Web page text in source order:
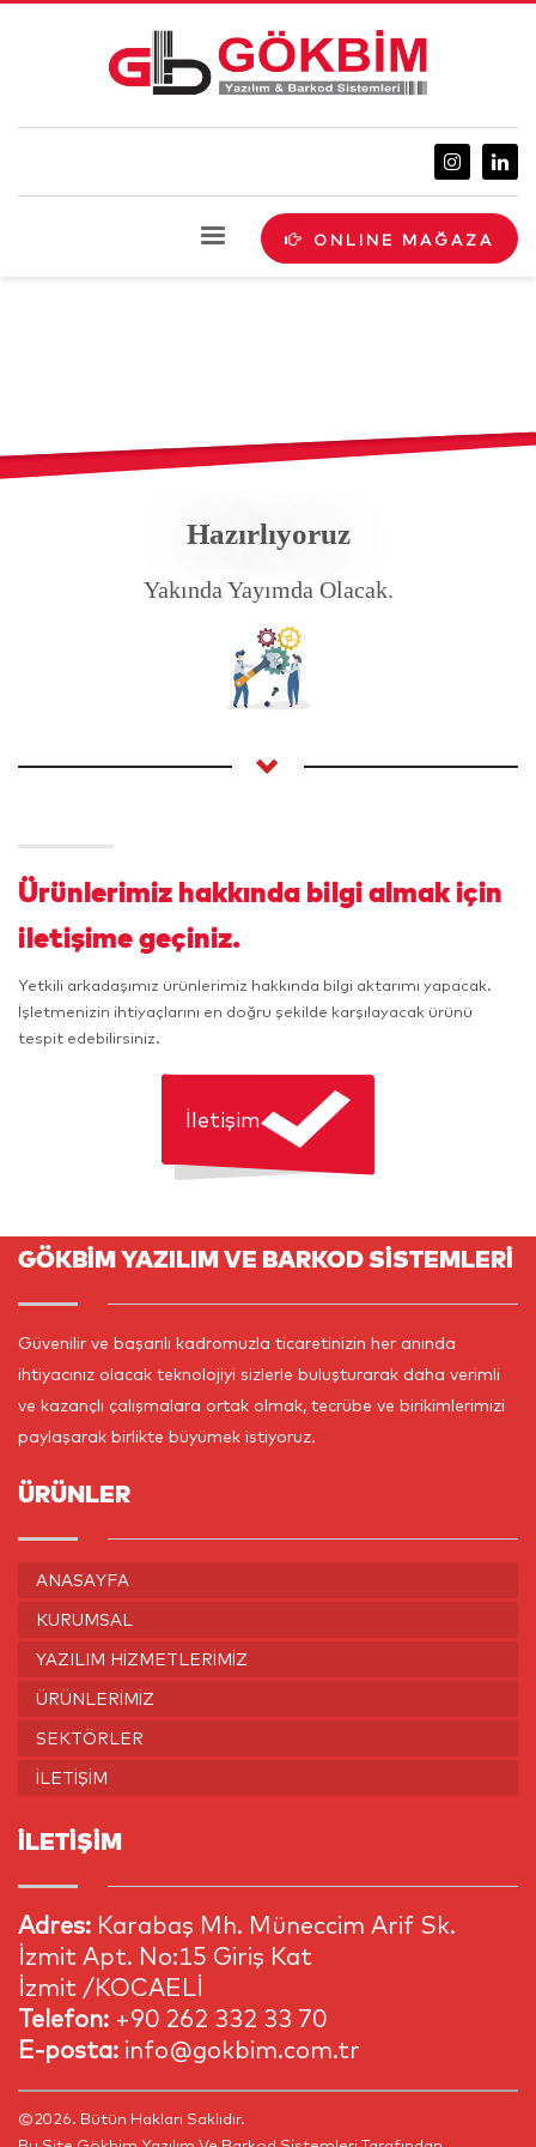
ONLINE MAĞAZA
Hazırlıyoruz
Yakında Yayımda Olacak.
Ürünlerimiz hakkında bilgi almak için
iletişime geçiniz.
Yetkili arkadaşımız ürünlerimiz hakkında bilgi aktarımı yapacak.
İşletmenizin ihtiyaçlarını en doğru şekilde karşılayacak ürünü
tespit edebilirsiniz.
İletişim
GÖKBİM YAZILIM VE BARKOD SİSTEMLERİ
Güvenilir ve başarılı kadromuzla ticaretinizin her anında
ihtiyacınız olacak teknolojiyi sizlerle buluşturarak daha verimli
ve kazançlı çalışmalara ortak olmak, tecrübe ve birikimlerimizi
paylaşarak birlikte büyümek istiyoruz.
ÜRÜNLER
ANASAYFA
KURUMSAL
YAZILIM HIZMETLERIMIZ
ÜRÜNLERIMIZ
SEKTÖRLER
İLETIŞIM
İLETİŞİM
Adres: Karabaş Mh. Müneccim Arif Sk.
İzmit Apt. No:15 Giriş Kat
İzmit /KOCAELİ
Telefon: +90 262 332 33 70
E-posta: info@gokbim.com.tr
©2026. Bütün Hakları Saklıdır.